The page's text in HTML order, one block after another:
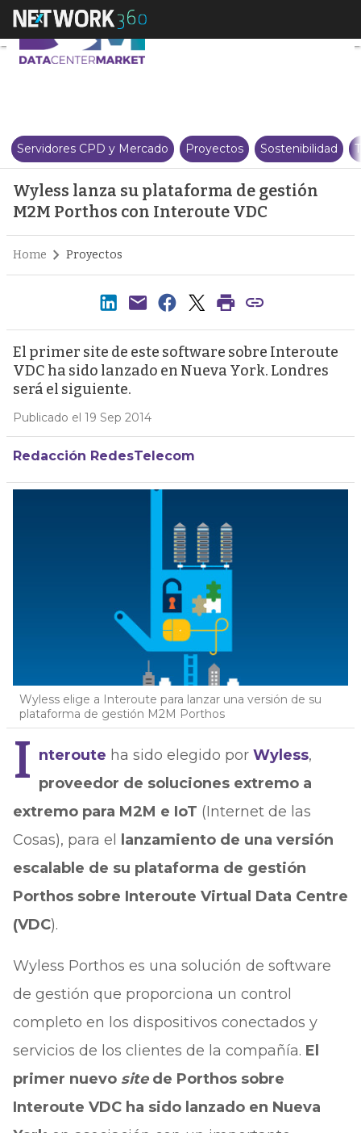
Wyless lanza su plataforma de
Servidores CPD y Mercado Proyectos Sostenibilidad
Wyless lanza su plataforma de gestión
M2M Porthos con Interoute VDC
Home Proyectos
El primer site de este software sobre Interoute
VDC ha sido lanzado en Nueva York. Londres
será el siguiente.
Publicado el 19 Sep 2014
Redacción RedesTelecom
Wyless elige a Interoute para lanzar una versión de su
plataforma de gestión M2M Porthos
I nteroute ha sido elegido por Wyless,
proveedor de soluciones extremo a
extremo para M2M e IoT (Internet de las
Cosas), para el
lanzamiento de una versión
escalable de su plataforma de gestión
Porthos sobre Interoute Virtual Data Centre
(VDC).
Wyless Porthos es una solución de software
de gestión que proporciona un control
completo en los dispositivos conectados y
servicios de los clientes de la compañía. E
primer nuevosite de Porthos sobre
Interoute VDC ha sido lanzado en Nueva